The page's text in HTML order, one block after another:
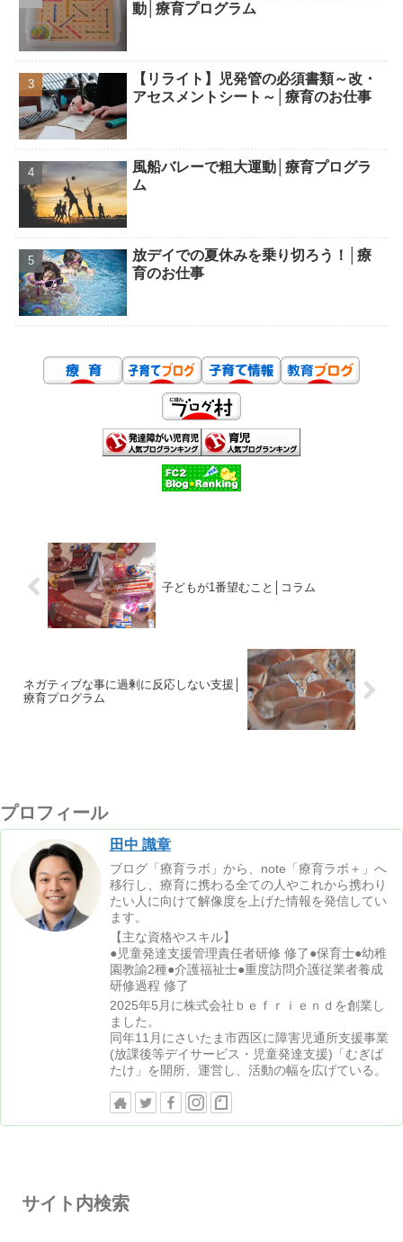
動│療育プログラム
【リライト】児発管の必須書類～改・
アセスメントシート～│療育のお仕事
風船バレーで粗大運動│療育プログラ
ム
放デイでの夏休みを乗り切ろう！│療
育のお仕事
子どもが1番望むこと│コラム
ネガティブな事に過剰に反応しない支援│
療育プログラム
プロフィール
田中 識章
ブログ「療育ラボ」から、note「療育ラボ＋」へ
移行し、療育に携わる全ての人やこれから携わり
たい人に向けて解像度を上げた情報を発信してい
ます。
【主な資格やスキル】
●児童発達支援管理責任者研修 修了●保育士●幼稚
園教諭2種●介護福祉士●重度訪問介護従業者養成
研修過程 修了
2025年5月に株式会社ｂｅｆｒｉｅｎｄを創業し
ました。
同年11月にさいたま市西区に障害児通所支援事業
(放課後等デイサービス・児童発達支援)「むぎば
たけ」を開所、運営し、活動の幅を広げている。
サイト内検索